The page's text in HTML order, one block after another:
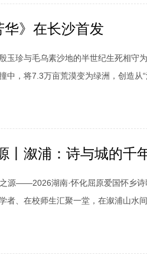
》在长沙首发
珍与毛乌素沙地的半世纪生死相守
中，将7.3万亩荒漠变为绿洲，创造从“
丨溆浦：诗与城的千
源——2026湖南·怀化屈原爱国怀乡
者、在校师生汇聚一堂，在溆浦山水